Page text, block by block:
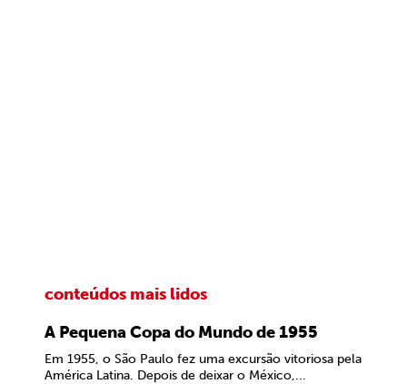
conteúdos mais lidos
A Pequena Copa do Mundo de 1955
Em 1955, o São Paulo fez uma excursão vitoriosa pela
América Latina. Depois de deixar o México,...